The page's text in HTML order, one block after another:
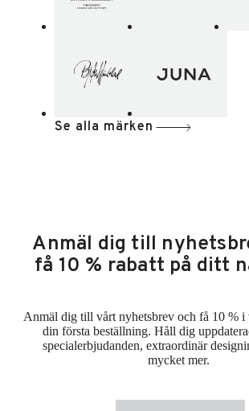
Se alla märken
Anmäl dig till
få 10 % rabatt på ditt
Anmäl dig till vårt nyhetsbrev och få 10 % i
din första beställning. Håll dig
specialerbjudanden, extraordinär
mycket mer.